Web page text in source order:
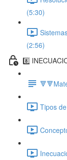
(5:30)
(2:56)
8️⃣
Tipos